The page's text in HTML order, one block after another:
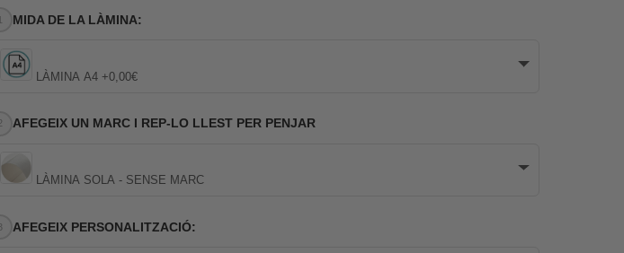
MIDA DE LA LÀMINA:
LÀMINA A4 +0,00€
AFEGEIX UN MARC I REP-LO LLEST PER PENJAR
LÀMINA SOLA - SENSE MARC
AFEGEIX PERSONALITZACIÓ: